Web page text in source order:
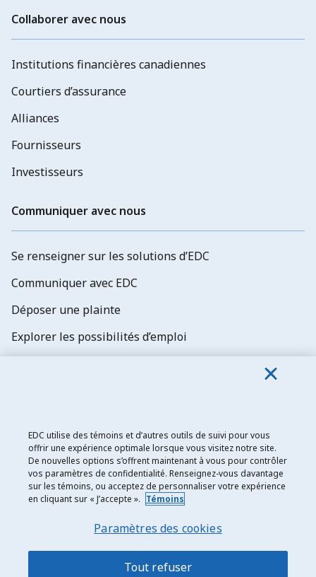
Collaborer avec nous
Institutions financières canadiennes
Courtiers d’assurance
Alliances
Fournisseurs
Investisseurs
Communiquer avec nous
Se renseigner sur les solutions d’EDC
Communiquer avec EDC
Déposer une plainte
Explorer les possibilités d’emploi
Exportation et développement Canada
Énoncé de confidentialité
EDC utilise des témoins et d’autres outils de suivi pour vous
offrir une expérience optimale lorsque vous visitez notre site.
De nouvelles options s’offrent maintenant à vous pour contrôler
vos paramètres de confidentialité. Renseignez-vous davantage
sur les témoins, ou acceptez de personnaliser votre expérience
en cliquant sur « J’accepte ». Témoins
Paramètres des cookies
Tout refuser